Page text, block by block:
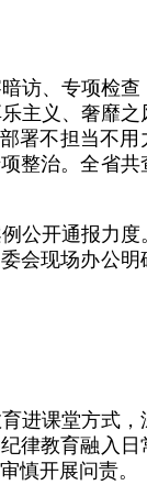
访、专项检查
主义、奢靡之
署不担当不用
整治。全省共
公开通报力度
会现场办公明
进课堂方式，
律教育融入日
慎开展问责。